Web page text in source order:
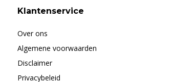
Klantenservice
Over ons
Algemene voorwaarden
Disclaimer
Privacybeleid